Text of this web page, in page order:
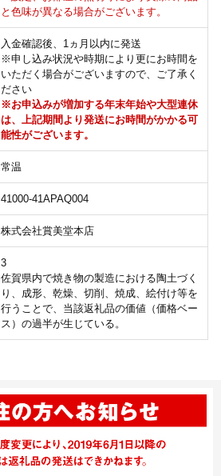
と色味が異なる場合がございます。
入金確認後、1ヵ月以内に発送
※申し込み状況や時期により更にお時間を
いただく場合がございますので、ご了承く
ださい
※お申込みが増加する年末年始や大型連休
は、上記期間より発送にお時間がかかる可
能性がございます。
常温
41000-41APAQ004
株式会社賞美堂本店
3
佐賀県内で焼き物の製造における陶土づく
り、成形、乾燥、切削、焼成、絵付け等を
行うことで、当該返礼品の価値（価格ベー
ス）の過半が生じている。